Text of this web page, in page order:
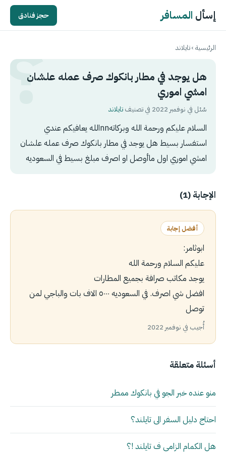
إسأل المسافر حجز فنادق
الرئيسية›تايلاند
هل يوجد في مطار بانكوك صرف عمله علشان
امشي اموري
سُئل في نوفمبر 2022 في تصنيف تايلاند
السلام عليكم ورحمة الله وبركاتهnnالله يعافيكم عندي
استفسار بسيط هل يوجد في مطار بانكوك صرف عمله علشان
امشي اموري اول ماأوصل او اصرف مبلغ بسيط في السعوديه
الإجابة (1)
أفضل إجابة
ابوثامر:
عليكم السلام ورحمة الله
يوجد مكاتب صرافة بجميع المطارات
افضل شي اصرف. في السعوديه ٥٠٠٠ الاف بات والباجي لمن
توصل
أُجيب في نوفمبر 2022
أسئلة متعلقة
منو عنده خبر الجو في بانكوك ممطر
احتاج دليل السفر الى تايلند؟
هل الكمام الزامي ف تايلند !؟